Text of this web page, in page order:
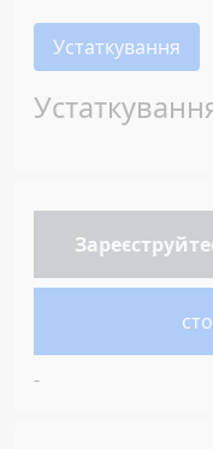
Устаткування
-